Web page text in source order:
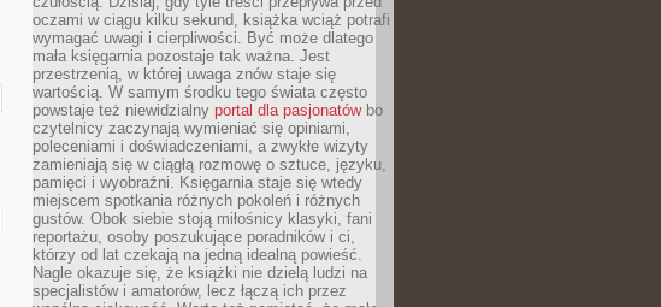
oczami w ciągu kilku sekund, książka wciąż potrafi
wymagać uwagi i cierpliwości. Być może dlatego
mała księgarnia pozostaje tak ważna. Jest
przestrzenią, w której uwaga znów staje się
wartością. W samym środku tego świata często
powstaje też niewidzialny portal dla pasjonatówbo
czytelnicy zaczynają wymieniać się opiniami,
poleceniami i doświadczeniami, a zwykłe wizyty
zamieniają się w ciągłą rozmowę o sztuce, języku,
pamięci i wyobraźni. Księgarnia staje się wtedy
miejscem spotkania różnych pokoleń i różnych
gustów. Obok siebie stoją miłośnicy klasyki, fani
reportażu, osoby poszukujące poradników i ci,
którzy od lat czekają na jedną idealną powieść.
Nagle okazuje się, że książki nie dzielą ludzi na
specjalistów i amatorów, lecz łączą ich przez